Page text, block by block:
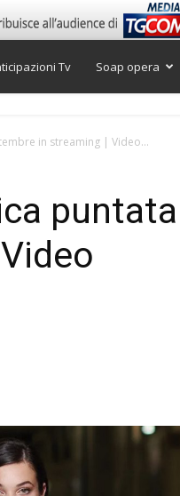
Tv Soap opera
in streaming | Video...